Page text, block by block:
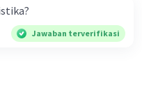
Jawaban terverifikasi